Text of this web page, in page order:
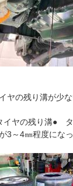
ヤの残り溝が少
イヤの残り溝● タ
3～4㎜程度にな